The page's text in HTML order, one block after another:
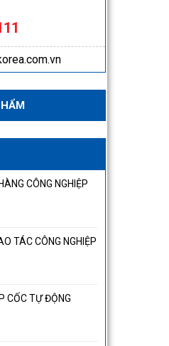
CÔNG NGHIỆP
TÁC CÔNG NGHIỆP
CỐC TỰ ĐỘNG